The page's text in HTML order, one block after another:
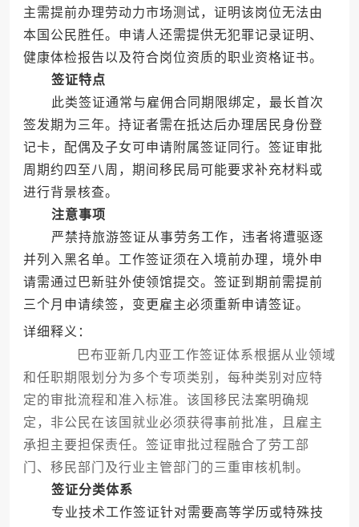
主需提前办理劳动力市场测试，证明该岗位无法由
本国公民胜任。申请人还需提供无犯罪记录证明、
健康体检报告以及符合岗位资质的职业资格证书。
签证特点
此类签证通常与雇佣合同期限绑定，最长首次
签发期为三年。持证者需在抵达后办理居民身份登
记卡，配偶及子女可申请附属签证同行。签证审批
周期约四至八周，期间移民局可能要求补充材料或
进行背景核查。
注意事项
严禁持旅游签证从事劳务工作，违者将遭驱逐
并列入黑名单。工作签证须在入境前办理，境外申
请需通过巴新驻外使领馆提交。签证到期前需提前
三个月申请续签，变更雇主必须重新申请签证。
详细释义：
巴布亚新几内亚工作签证体系根据从业领域
和任职期限划分为多个专项类别，每种类别对应特
定的审批流程和准入标准。该国移民法案明确规
定，非公民在该国就业必须获得事前批准，且雇主
承担主要担保责任。签证审批过程融合了劳工部
门、移民部门及行业主管部门的三重审核机制。
签证分类体系
专业技术工作签证针对需要高等学历或特殊技